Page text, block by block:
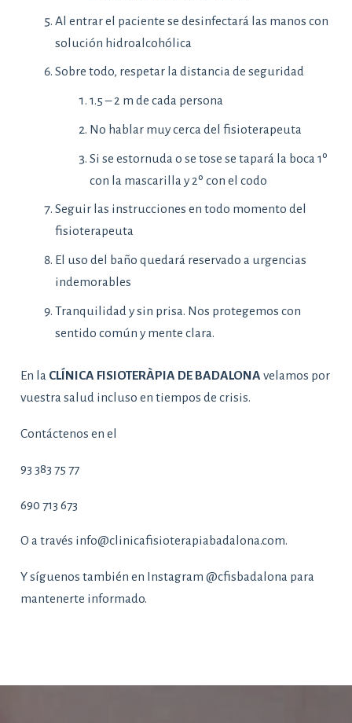
Al entrar el paciente se desinfectará las manos con
solución hidroalcohólica
Sobre todo, respetar la distancia de seguridad
1.5 – 2 m de cada persona
No hablar muy cerca del fisioterapeuta
Si se estornuda o se tose se tapará la boca 1º
con la mascarilla y 2º con el codo
Seguir las instrucciones en todo momento del
fisioterapeuta
El uso del baño quedará reservado a urgencias
indemorables
Tranquilidad y sin prisa. Nos protegemos con
sentido común y mente clara.
En la CLÍNICA FISIOTERÀPIA DE BADALONA velamos por
vuestra salud incluso en tiempos de crisis.
Contáctenos en el
93 383 75 77
690 713 673
O a través info@clinicafisioterapiabadalona.com.
Y síguenos también en Instagram @cfisbadalona para
mantenerte informado.